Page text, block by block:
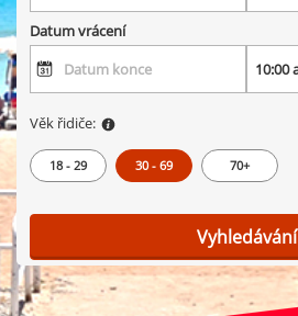
Datum vrácení
Věk řidiče:
18 - 29 30 - 69 70+
Vyhledávání